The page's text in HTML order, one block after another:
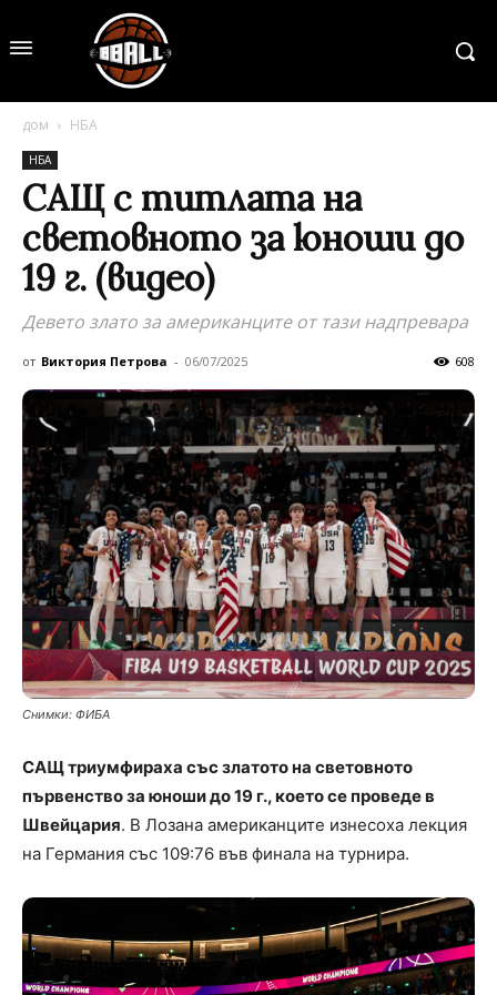
дом НБА
НБА
САЩ с титлата на
световното за юноши до
19 г. (видео)
Девето злато за американците от тази надпревара
от Виктория Петрова - 06/07/2025 608
Снимки: ФИБА
САЩ триумфираха със златото на световното
първенство за юноши до 19 г., което се проведе в
Швейцария. В Лозана американците изнесоха лекция
на Германия със 109:76 във финала на турнира.